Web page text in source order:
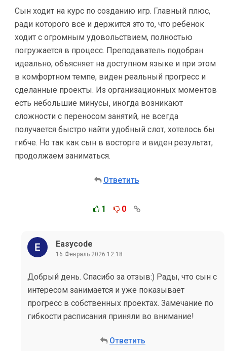
Сын ходит на курс по созданию игр. Главный плюс,
ради которого всё и держится это то, что ребёнок
ходит с огромным удовольствием, полностью
погружается в процесс. Преподаватель подобран
идеально, объясняет на доступном языке и при этом
в комфортном темпе, виден реальный прогресс и
сделанные проекты. Из организационных моментов
есть небольшие минусы, иногда возникают
сложности с переносом занятий, не всегда
получается быстро найти удобный слот, хотелось бы
гибче. Но так как сын в восторге и виден результат,
продолжаем заниматься.
Ответить
1 0
Easycode
16 Февраль 2026 12:18
Добрый день. Спасибо за отзыв:) Рады, что сын с
интересом занимается и уже показывает
прогресс в собственных проектах. Замечание по
гибкости расписания приняли во внимание!
Ответить